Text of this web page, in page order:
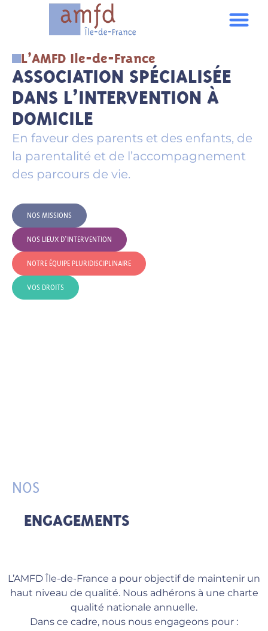
L’AMFD Ile-de-France
ASSOCIATION SPÉCIALISÉE
DANS L’INTERVENTION À
DOMICILE
En faveur des parents et des enfants, de
la parentalité et de l’accompagnement
des parcours de vie.
NOS MISSIONS
NOS LIEUX D'INTERVENTION
NOTRE ÉQUIPE PLURIDISCIPLINAIRE
VOS DROITS
NOS
ENGAGEMENTS
L’AMFD Île-de-France a pour objectif de maintenir un
haut niveau de qualité. Nous adhérons à une charte
qualité nationale annuelle.
Dans ce cadre, nous nous engageons pour :